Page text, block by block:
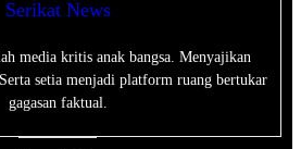
Serikat News
media kritis anak bangsa. Menyajikan
setia menjadi platform ruang bertukar
gagasan faktual.